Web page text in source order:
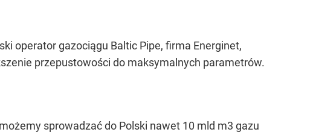
operator gazociągu Baltic Pipe, firma Energinet,
przepustowości do maksymalnych parametrów.
sprowadzać do Polski nawet 10 mld m3 gazu